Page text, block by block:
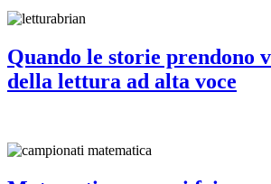
Quando le storie prendono
della lettura ad alta voce